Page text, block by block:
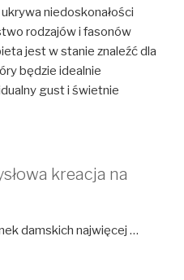
niedoskonałości
rodzajów i fasonów
jest w stanie znaleźć dla
będzie idealnie
gust i świetnie
kreacja na
damskich najwięcej …